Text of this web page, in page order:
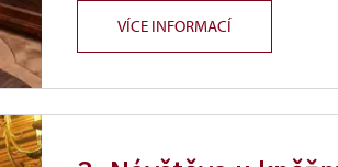
VÍCE INFORMACÍ